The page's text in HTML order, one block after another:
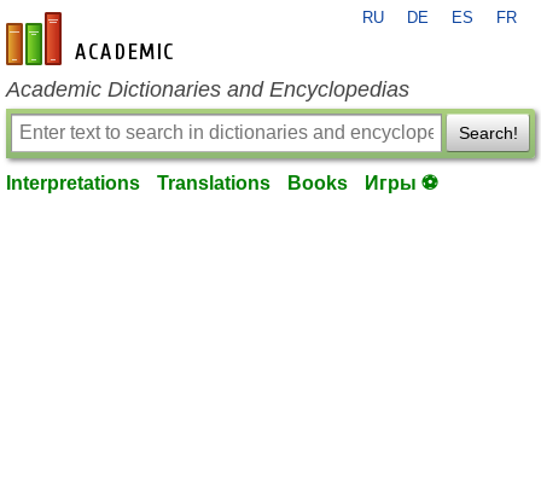
en-academic.com
RU DE ES FR
Academic Dictionaries and Encyclopedias
Search!
Interpretations Translations Books Игры ⚽